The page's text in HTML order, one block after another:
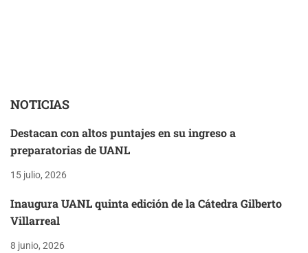
NOTICIAS
Destacan con altos puntajes en su ingreso a
preparatorias de UANL
15 julio, 2026
Inaugura UANL quinta edición de la Cátedra Gilberto
Villarreal
8 junio, 2026